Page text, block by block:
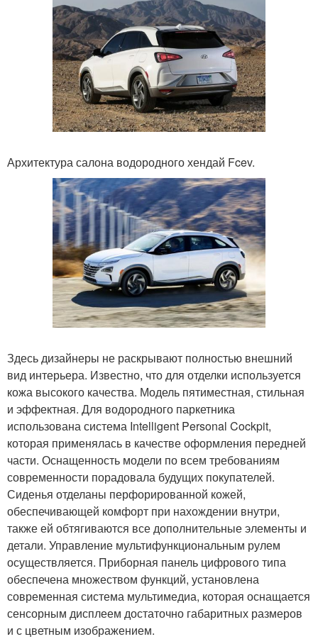
Архитектура салона водородного хендай Fcev.
Здесь дизайнеры не раскрывают полностью внешний
вид интерьера. Известно, что для отделки используется
кожа высокого качества. Модель пятиместная, стильная
и эффектная. Для водородного паркетника
использована система Intelligent Personal Cockpit,
которая применялась в качестве оформления передней
части. Оснащенность модели по всем требованиям
современности порадовала будущих покупателей.
Сиденья отделаны перфорированной кожей,
обеспечивающей комфорт при нахождении внутри,
также ей обтягиваются все дополнительные элементы и
детали. Управление мультифункциональным рулем
осуществляется. Приборная панель цифрового типа
обеспечена множеством функций, установлена
современная система мультимедиа, которая оснащается
сенсорным дисплеем достаточно габаритных размеров
и с цветным изображением.